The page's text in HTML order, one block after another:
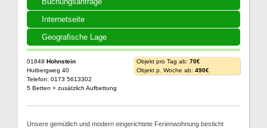
Internetseite
Geografische Lage
01848 Hohnstein
Hutbergweg 40
Telefon: 0173 5613302
5 Betten + zusätzlich Aufbettung
Objekt pro Tag ab: 70€
Objekt p. Woche ab: 490€
Unsere gemütlich und modern eingerichtete Ferienwohnung besticht